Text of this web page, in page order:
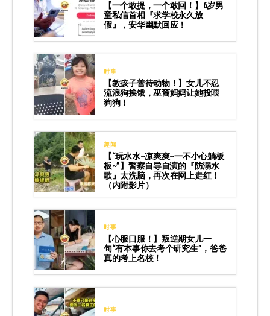
【一个敢提，一个敢回！】6岁男
童私信首相『求学校永久放
假』，安华幽默回应！
时事
【教孩子善待动物！】女儿不忍
流浪狗挨饿，巫裔妈妈让她投喂
狗狗！
趣闻
【“玩水水~凉爽爽~一不小心躺板
板~”】警察自导自演的『防溺水
歌』太洗脑，再次在网上走红！
（内附影片）
时事
【心服口服！】叛逆期女儿一
句“有本事你去考个研究生”，爸爸
真的考上名校！
时事